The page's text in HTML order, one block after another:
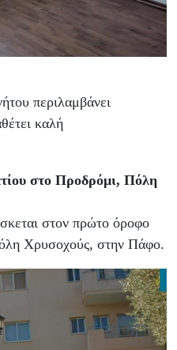
περιλαμβάνει
καλή
στο Προδρόμι, Πόλη
στον πρώτο όροφο
Χρυσοχούς, στην Πάφο.